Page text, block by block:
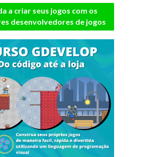
a criar seus jogos com os
desenvolvedores de jogos